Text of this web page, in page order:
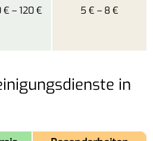
€ – 120 € 5 € – 8 €
in